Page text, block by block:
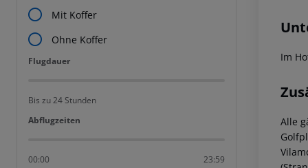
Mit Koffer
Ohne Koffer
Flugdauer
Flugdauer
Bis zu 24 Stunden
Abflugzeiten
Abflugzeiten
00:00 23:59
Im
Alle